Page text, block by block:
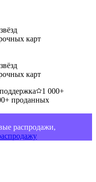
карт
карт
1 000+
проданных
распродажи,